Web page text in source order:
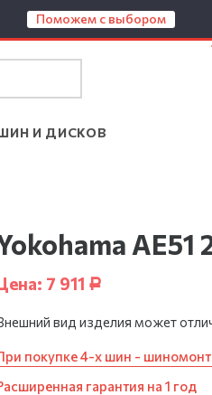
Поможем с выбором
И ДИСКОВ
7 911 Р
вид изделия может
покупке 4-х шин -
гарантия на 1 год